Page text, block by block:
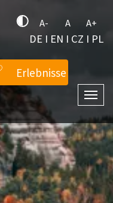
A- A A+
DE I EN I CZ I PL
Erlebnisse